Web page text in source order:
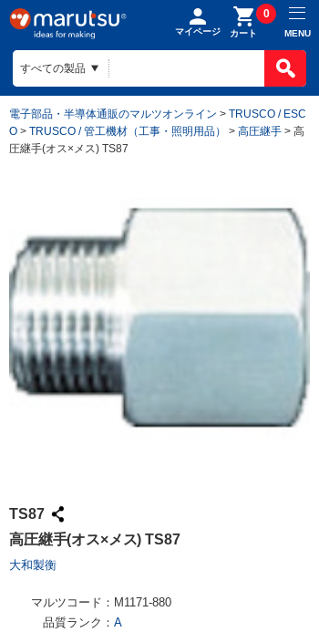
マイページ カート
0
MENU
電子部品・半導体通販のマルツオンライン > TRUSCO / ESC
O > TRUSCO / 管工機材（工事・照明用品） > 高圧継手 > 高
圧継手(オス×メス) TS87
TS87
高圧継手(オス×メス) TS87
大和製衡
マルツコード： M1171-880
品質ランク： A